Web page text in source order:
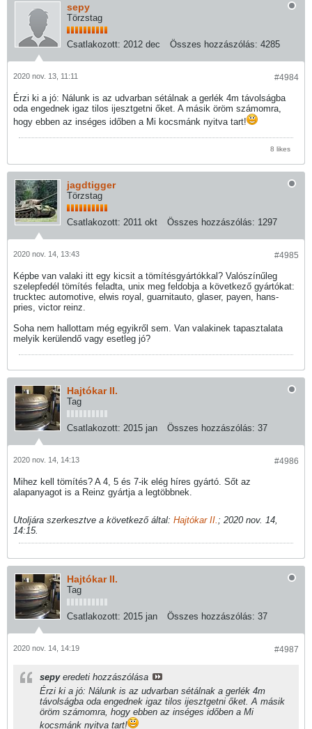
sepy
Törzstag
Csatlakozott: 2012 dec Összes hozzászólás: 4285
#4984
2020 nov. 13, 11:11
Érzi ki a jó: Nálunk is az udvarban sétálnak a gerlék 4m távolságba
oda engednek igaz tilos ijesztgetni őket. A másik öröm számomra,
hogy ebben az inséges időben a Mi kocsmánk nyitva tart!
8 likes
jagdtigger
Törzstag
Csatlakozott: 2011 okt Összes hozzászólás: 1297
#4985
2020 nov. 14, 13:43
Képbe van valaki itt egy kicsit a tömítésgyártókkal? Valószínűleg
szelepfedél tömítés feladta, unix meg feldobja a következő gyártókat:
trucktec automotive, elwis royal, guarnitauto, glaser, payen, hans-
pries, victor reinz.
Soha nem hallottam még egyikről sem. Van valakinek tapasztalata
melyik kerülendő vagy esetleg jó?
Hajtókar II.
Tag
Csatlakozott: 2015 jan Összes hozzászólás: 37
#4986
2020 nov. 14, 14:13
Mihez kell tömítés? A 4, 5 és 7-ik elég híres gyártó. Sőt az
alapanyagot is a Reinz gyártja a legtöbbnek.
Utoljára szerkesztve a következő által: Hajtókar II.; 2020 nov. 14,
14:15.
Hajtókar II.
Tag
Csatlakozott: 2015 jan Összes hozzászólás: 37
#4987
2020 nov. 14, 14:19
sepyeredeti hozzászólása
Érzi ki a jó: Nálunk is az udvarban sétálnak a gerlék 4m
távolságba oda engednek igaz tilos ijesztgetni őket. A másik
öröm számomra, hogy ebben az inséges időben a Mi
kocsmánk nyitva tart!